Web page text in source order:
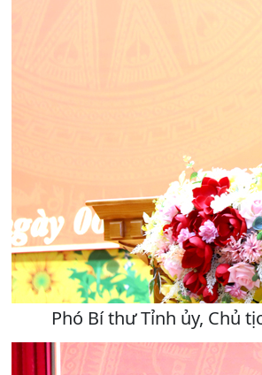
Phó Bí thư Tỉnh ủy, Chủ